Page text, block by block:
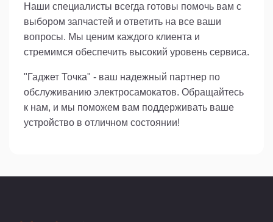
Наши специалисты всегда готовы помочь вам с
выбором запчастей и ответить на все ваши
вопросы. Мы ценим каждого клиента и
стремимся обеспечить высокий уровень сервиса.
"Гаджет Точка" - ваш надежный партнер по
обслуживанию электросамокатов. Обращайтесь
к нам, и мы поможем вам поддерживать ваше
устройство в отличном состоянии!